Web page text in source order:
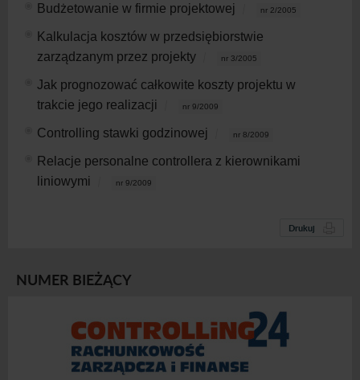
Budżetowanie w firmie projektowej nr 2/2005
Kalkulacja kosztów w przedsiębiorstwie
zarządzanym przez projekty
nr 3/2005
Jak prognozować całkowite koszty projektu w
trakcie jego realizacji
nr 9/2009
Controlling stawki godzinowej nr 8/2009
Relacje personalne controllera z kierownikami
liniowymi
nr 9/2009
Drukuj
NUMER BIEŻĄCY